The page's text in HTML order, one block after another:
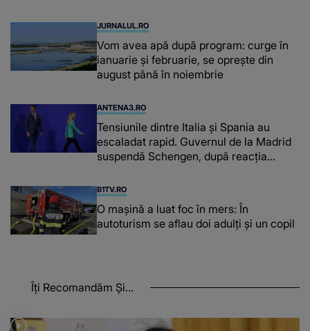
JURNALUL.RO
Vom avea apă după program: curge în
ianuarie și februarie, se oprește din
august până în noiembrie
ANTENA3.RO
Tensiunile dintre Italia și Spania au
escaladat rapid. Guvernul de la Madrid
suspendă Schengen, după reacția
B1TV.RO
O maşină a luat foc în mers: În
autoturism se aflau doi adulți și un copil
Îți Recomandăm Și...